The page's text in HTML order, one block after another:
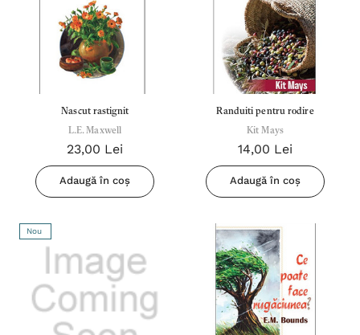
Nascut rastignit
L.E. Maxwell
23,00 Lei
Adaugă în coș
Randuiti pentru rodire
Kit Mays
14,00 Lei
Adaugă în coș
Nou